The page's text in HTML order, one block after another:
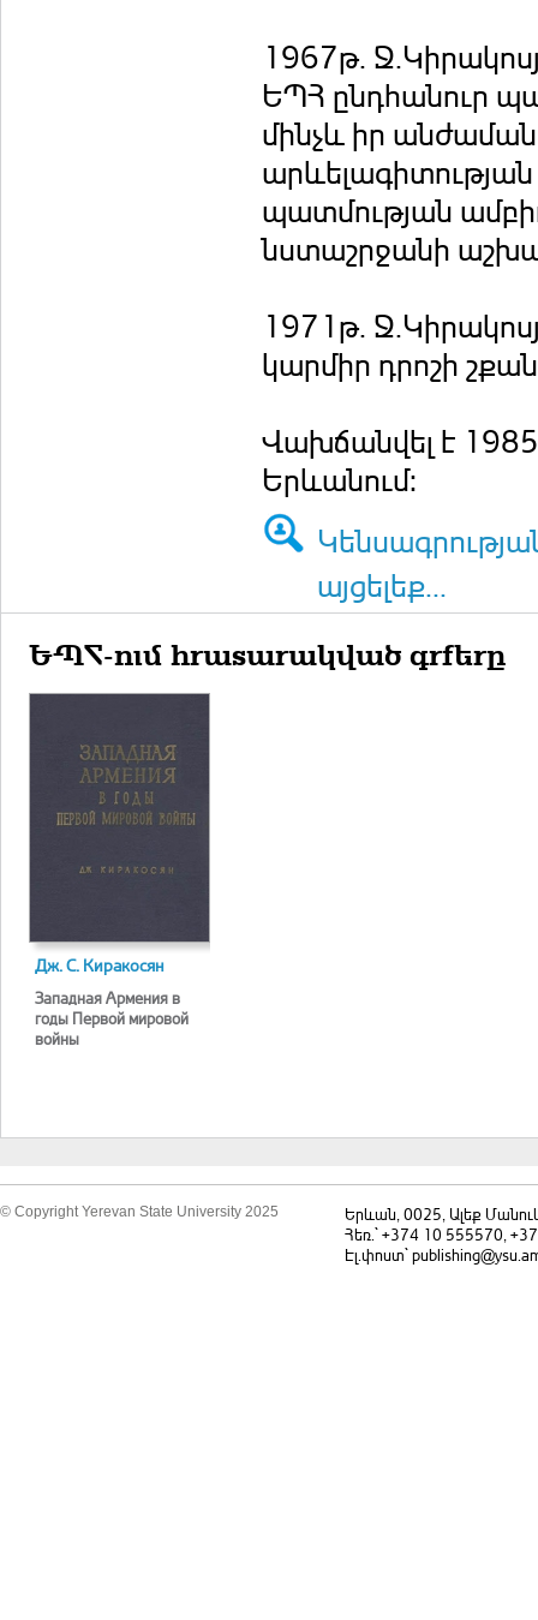
1967թ.
ԵՊՀ ընդհանուր
մինչև իր
արևելագիտության
պատմության
նստաշրջանի
1971թ.
կարմիր դրոշի
Վախճանվել է
Երևանում:
այցելեք...
ԵՊՀ-ում հրատարակված գրքերը
Дж. С. Киракосян
Западная Армения в
годы Первой мировой
войны
© Copyright Yerevan State University 2025
Երևան, 0025, Ալեք
Հեռ.` +374 10 555570,
Էլ.փոստ`